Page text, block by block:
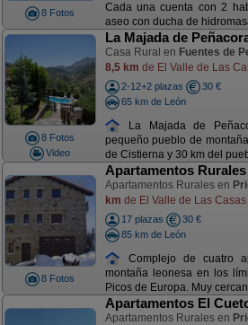
8 Fotos
Cada una cuenta con 2
aseo con ducha de
8 Fotos
Video
La Majada de
Casa Rural en Fuentes de
8,5 km de El Valle de Las
2-12+2 plazas
30 €
65 km de León
La Majada de
pequeño pueblo de
de Cistierna y 30 km del
8 Fotos
Apartamentos
Apartamentos Rurales en
km de El Valle de Las
17 plazas
30 €
85 km de León
Complejo de cuatro
montaña leonesa en los
Picos de Europa. Muy
Apartamentos El
Apartamentos Rurales en